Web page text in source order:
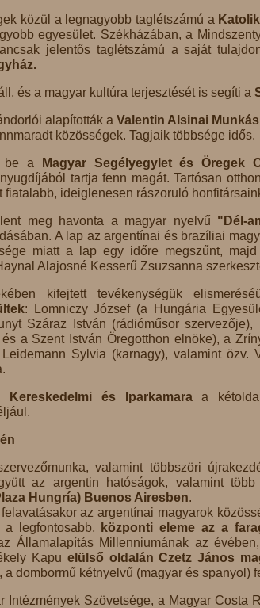
közül a legnagyobb taglétszámú a
egyesület. Székházában, a
jelentős taglétszámú a saját
és a magyar kultúra terjesztését is segíti a
alapították a Valentin Alsinai
közösségek. Tagjaik többsége idős.
be a Magyar Segélyegylet és Öregek
tartja fenn magát. Tartósan
fiatalabb, ideiglenesen rászoruló
meg havonta a magyar nyelvű "Dél-
A lap az argentínai és brazíliai
miatt a lap egy időre megszűnt,
Alajosné Kesserű Zsuzsanna
kifejtett tevékenységük
: Lomniczy József (a Hungária
Száraz István (rádióműsor
a Szent István Öregotthon elnöke), a
Sylvia (karnagy), valamint özv.
Kereskedelmi és Iparkamaraa
valamint többszöri
az argentin hatóságok, valamint
Hungría) Buenos Airesben.
az argentínai magyarok
a legfontosabb,
központi eleme az a
Államalapítás Millenniumának az
Kapu elülső oldalán Czetz János
, a dombormű kétnyelvű (magyar és spanyol)
Intézmények Szövetsége, a Magyar Costa